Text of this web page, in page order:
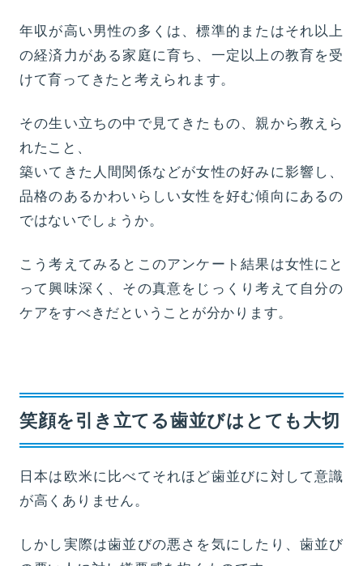
年収が高い男性の多くは、標準的またはそれ以上
の経済力がある家庭に育ち、一定以上の教育を受
けて育ってきたと考えられます。
その生い立ちの中で見てきたもの、親から教えら
れたこと、
築いてきた人間関係などが女性の好みに影響し、
品格のあるかわいらしい女性を好む傾向にあるの
ではないでしょうか。
こう考えてみるとこのアンケート結果は女性にと
って興味深く、その真意をじっくり考えて自分の
ケアをすべきだということが分かります。
笑顔を引き立てる歯並びはとても大切
日本は欧米に比べてそれほど歯並びに対して意識
が高くありません。
しかし実際は歯並びの悪さを気にしたり、歯並び